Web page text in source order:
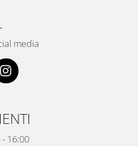
media
16:00